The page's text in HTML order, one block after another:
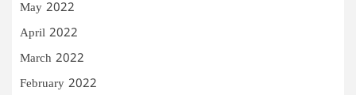
May 2022
April 2022
March 2022
February 2022